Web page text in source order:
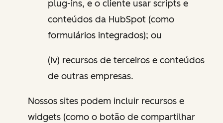
plug-ins, e o cliente usar scripts e
conteúdos da HubSpot (como
formulários integrados); ou
(iv) recursos de terceiros e conteúdos
de outras empresas.
Nossos sites podem incluir recursos e
widgets (como o botão de compartilhar